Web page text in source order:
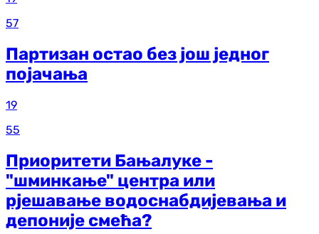
57
Партизан остао без још једног
појачања
19
55
Приоритети Бањалуке -
"шминкање" центра или
рјешавање водоснабдијевања и
депоније смећа?